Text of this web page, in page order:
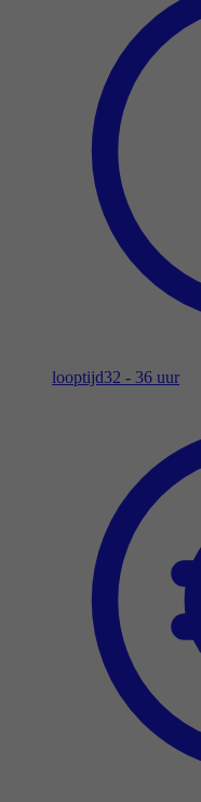
looptijd32 - 36 uur